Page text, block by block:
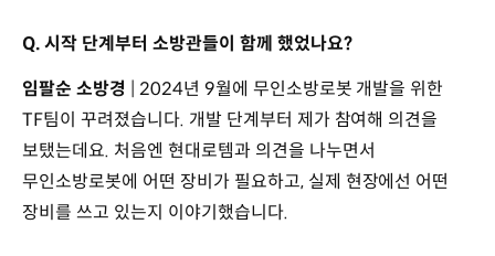
Q. 시작 단계부터 소방관들이 함께 했었나요?
임팔순 소방경 | 2024년 9월에 무인소방로봇 개발을 위한
TF팀이 꾸려졌습니다. 개발 단계부터 제가 참여해 의견을
보탰는데요. 처음엔 현대로템과 의견을 나누면서
무인소방로봇에 어떤 장비가 필요하고, 실제 현장에선 어떤
장비를 쓰고 있는지 이야기했습니다.